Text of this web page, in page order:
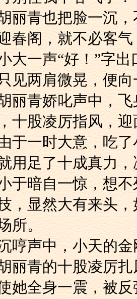
也把脸一沉，
春阁，就不必客
声“好！”字出
肩微晃，便向
娇叱声中，飞
十股凌厉指风，
时大意，吃了
用足了十成真力
自一惊，想不
，显然大有来头
所。
中，小天的金
的十股凌厉扎
她全身一震，被